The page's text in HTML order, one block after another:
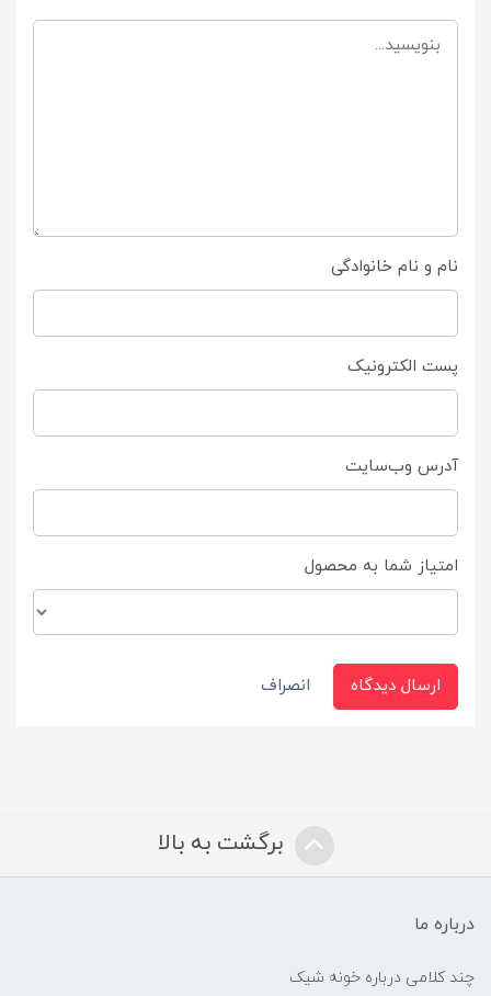
نام و نام خانوادگی
پست الکترونیک
آدرس وب‌سایت
امتیاز شما به محصول
ارسال دیدگاه انصراف
برگشت به بالا
درباره ما
چند کلامی درباره خونه شیک